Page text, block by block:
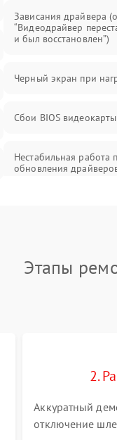
Зависания драйвера
“Видеодрайвер
и был восстановлен”)
Черный экран при
Сбои BIOS видеокарты
Нестабильная работа
обновления
Этапы
2.
Аккуратный
отключение